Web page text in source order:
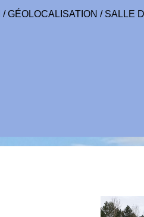
/GÉOLOCALISATION / SALLE